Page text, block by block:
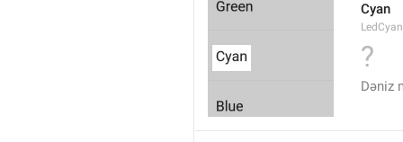
Cyan
LedCyan
?
Dəniz